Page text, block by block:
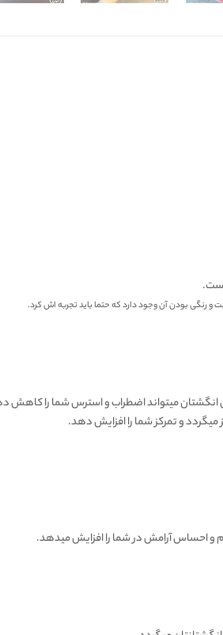
و رنگی بودن آن وجود دارد که حتما باید تجربه اش کرد.
انگشتان میتواند اضطراب و استرس شما را کاهش
و تمرکز شما را افزایش دهد.
و احساس آرامش در شما را افزایش میدهد.